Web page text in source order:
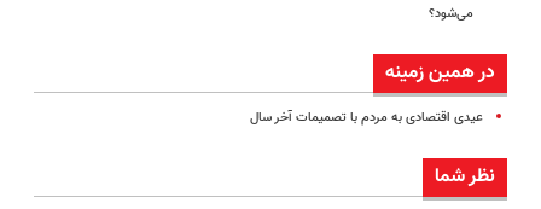
می‌شود؟
در همین زمینه
عیدی اقتصادی به مردم با تصمیمات آخر سال
نظر شما